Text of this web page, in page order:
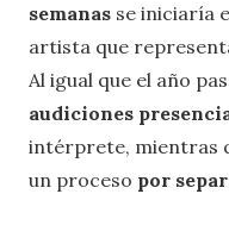
semanas se iniciaría
artista que
Al igual que el año
audiciones
intérprete, mientras
un proceso por